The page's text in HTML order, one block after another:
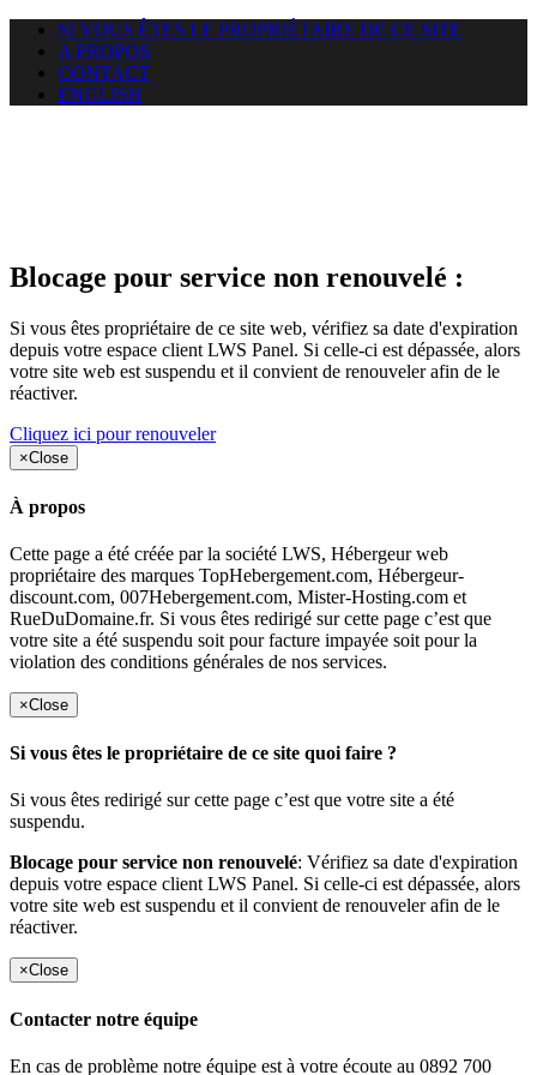
SI VOUS ÊTES LE PROPRIÉTAIRE DE CE SITE
A PROPOS
CONTACT
ENGLISH
Blocage pour service non renouvelé :
Si vous êtes propriétaire de ce site web, vérifiez sa date d'expiration
depuis votre espace client LWS Panel. Si celle-ci est dépassée, alors
votre site web est suspendu et il convient de renouveler afin de le
réactiver.
Cliquez ici pour renouveler
×Close
À propos
Cette page a été créée par la société LWS, Hébergeur web
propriétaire des marques TopHebergement.com, Hébergeur-
discount.com, 007Hebergement.com, Mister-Hosting.com et
RueDuDomaine.fr. Si vous êtes redirigé sur cette page c’est que
votre site a été suspendu soit pour facture impayée soit pour la
violation des conditions générales de nos services.
×Close
Si vous êtes le propriétaire de ce site quoi faire ?
Si vous êtes redirigé sur cette page c’est que votre site a été
suspendu.
Blocage pour service non renouvelé: Vérifiez sa date d'expiration
depuis votre espace client LWS Panel. Si celle-ci est dépassée, alors
votre site web est suspendu et il convient de renouveler afin de le
réactiver.
×Close
Contacter notre équipe
En cas de problème notre équipe est à votre écoute au 0892 700